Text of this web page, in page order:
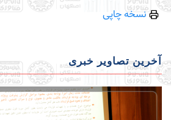
نسخه چاپی
آخرین تصاویر خبری